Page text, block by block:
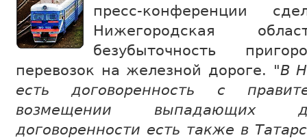
пресс-конференции
Нижегородская
безубыточность
перевозок на железной дороге. "В
есть договоренность с
возмещении выпадающих
договоренности есть также в